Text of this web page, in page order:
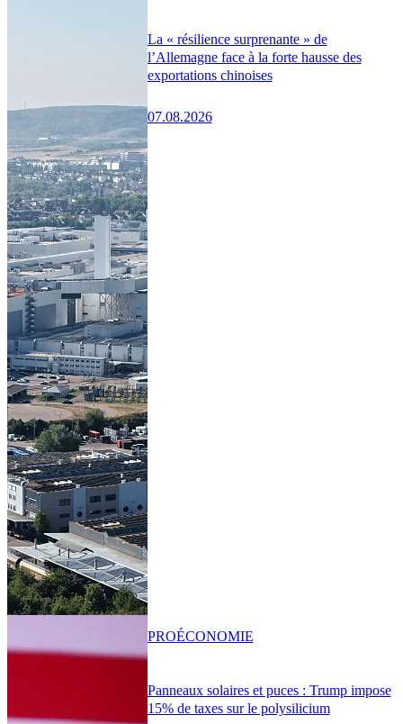
La « résilience surprenante » de
l’Allemagne face à la forte hausse des
exportations chinoises
07.08.2026
Panneaux solaires et puces : Trump impose
15% de taxes sur le polysilicium
PROÉCONOMIE